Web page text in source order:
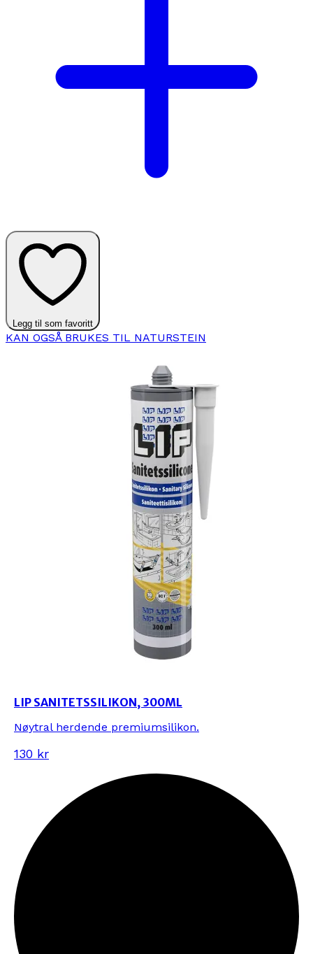
Legg til som favoritt
KAN OGSÅ BRUKES TIL NATURSTEIN
LIP SANITETSSILIKON, 300ML
Nøytral herdende premiumsilikon.
130 kr